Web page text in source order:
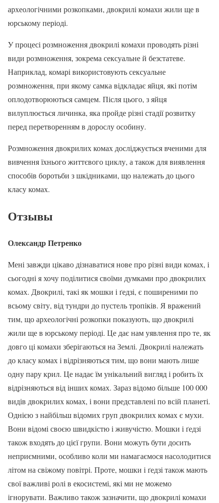
археологічними розкопками, двокрилі комахи жили ще в
юрському періоді.
У процесі розмноження двокрилі комахи проводять різні
види розмноження, зокрема сексуальне й безстатеве.
Наприклад, комарі використовують сексуальне
розмноження, при якому самка відкладає яйця, які потім
оплодотворюються самцем. Після цього, з яйця
вилуплюється личинка, яка пройде різні стадії розвитку
перед перетворенням в дорослу особину.
Розмноження двокрилих комах досліджується вченими для
вивчення їхнього життєвого циклу, а також для виявлення
способів боротьби з шкідниками, що належать до цього
класу комах.
Отзывы
Олександр Петренко
Мені завжди цікаво дізнаватися нове про різні види комах, і
сьогодні я хочу поділитися своїми думками про двокрилих
комах. Двокрилі, такі як мошки і ґедзі, є поширеними по
всьому світу, від тундри до пустель тропіків. Я вражений
тим, що археологічні розкопки показують, що двокрилі
жили ще в юрському періоді. Це дає нам уявлення про те, як
довго ці комахи зберігаються на Землі. Двокрилі належать
до класу комах і відрізняються тим, що вони мають лише
одну пару крил. Це надає їм унікальний вигляд і робить їх
відрізняються від інших комах. Зараз відомо більше 100 000
видів двокрилих комах, і вони представлені по всій планеті.
Однією з найбільш відомих груп двокрилих комах є мухи.
Вони відомі своєю швидкістю і живучістю. Мошки і ґедзі
також входять до цієї групи. Вони можуть бути досить
неприємними, особливо коли ми намагаємося насолодитися
літом на свіжому повітрі. Проте, мошки і ґедзі також мають
свої важливі ролі в екосистемі, які ми не можемо
ігнорувати. Важливо також зазначити, що двокрилі комахи